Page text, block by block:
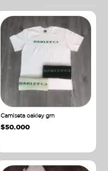
Camiseta oakley grn
$50.000